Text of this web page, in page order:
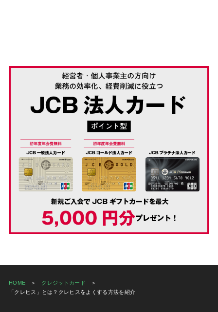
HOME
クレジットカード
「クレヒス」とは？クレヒスをよくする方法を紹介